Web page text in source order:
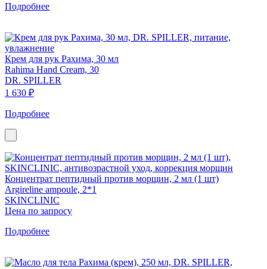
Подробнее
Крем для рук Рахима, 30 мл
Rahima Hand Cream, 30
DR. SPILLER
1 630 ₽
Подробнее
Концентрат пептидный против морщин, 2 мл (1 шт)
Argireline ampoule, 2*1
SKINCLINIC
Цена по запросу
Подробнее